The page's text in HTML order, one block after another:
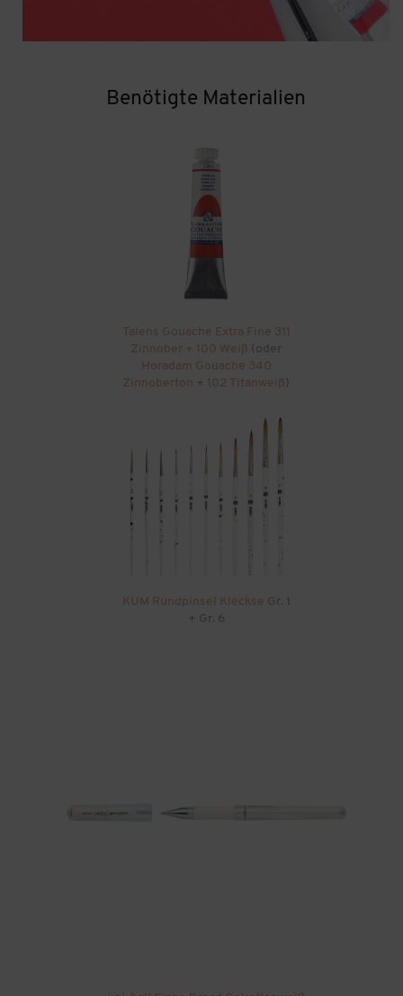
Benötigte Materialien
Talens Gouache Extra Fine 311
Zinnober + 100 Weiß (oder
Horadam Gouache 340
Zinnoberton + 102 Titanweiß
KUM Rundpinsel Kleckse Gr. 1
+ Gr. 6